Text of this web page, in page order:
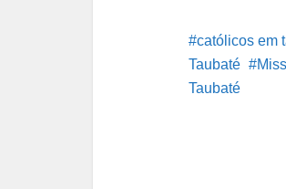
católicos em
Taubaté
Taubaté